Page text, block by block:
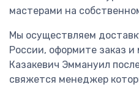
мастерами на
Мы осуществляем
России, оформите заказ
Казакевич Эммануил
свяжется менеджер